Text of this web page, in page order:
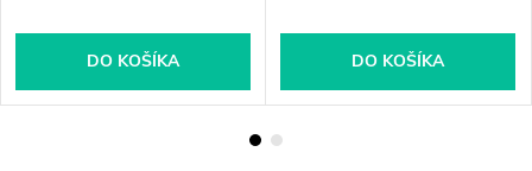
DO KOŠÍKA DO KOŠÍKA